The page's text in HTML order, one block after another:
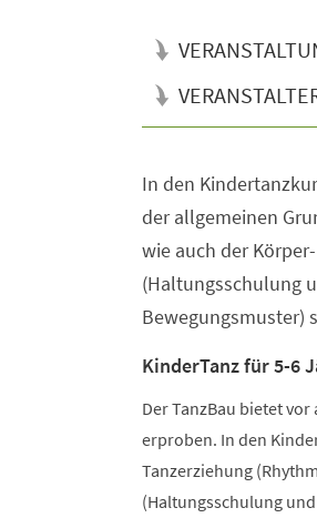
In den
der allgemeinen
wie auch der
(Haltungsschulung
Bewegungsmuster)
KinderTanz für 5-6
Der TanzBau bietet
erproben. In den
Tanzerziehung
(Haltungsschulung